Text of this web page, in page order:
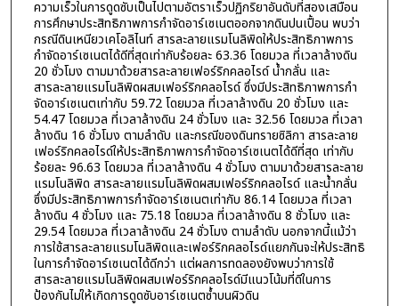
ความเร็วในการดูดซับเป็นไปตามอัตราเร็วปฏิกริยาอันดับที่สองเสมือน
การศึกษาประสิทธิภาพการกำจัดอาร์เซเนตออกจากดินปนเปื้อน พบว่า
กรณีดินเหนียวเคโอลิไนท์ สารละลายแรมโนลิพิดให้ประสิทธิภาพการ
กำจัดอาร์เซเนตได้ดีที่สุดเท่ากับร้อยละ 63.36 โดยมวล ที่เวลาล้างดิน
20 ชั่วโมง ตามมาด้วยสารละลายเฟอร์ริกคลอไรด์ น้ำกลั่น และ
สารละลายแรมโนลิพิดผสมเฟอร์ริกคลอไรด์ ซึ่งมีประสิทธิภาพการกำ
จัดอาร์เซเนตเท่ากับ 59.72 โดยมวล ที่เวลาล้างดิน 20 ชั่วโมง และ
54.47 โดยมวล ที่เวลาล้างดิน 24 ชั่วโมง และ 32.56 โดยมวล ที่เวลา
ล้างดิน 16 ชั่วโมง ตามลำดับ และกรณีของดินทรายซิลิกา สารละลาย
เฟอร์ริกคลอไรด์ให้ประสิทธิภาพการกำจัดอาร์เซเนตได้ดีที่สุด เท่ากับ
ร้อยละ 96.63 โดยมวล ที่เวลาล้างดิน 4 ชั่วโมง ตามมาด้วยสารละลาย
แรมโนลิพิด สารละลายแรมโนลิพิดผสมเฟอร์ริกคลอไรด์ และน้ำกลั่น
ซึ่งมีประสิทธิภาพการกำจัดอาร์เซเนตเท่ากับ 86.14 โดยมวล ที่เวลา
ล้างดิน 4 ชั่วโมง และ 75.18 โดยมวล ที่เวลาล้างดิน 8 ชั่วโมง และ
29.54 โดยมวล ที่เวลาล้างดิน 24 ชั่วโมง ตามลำดับ นอกจากนี้แม้ว่า
การใช้สารละลายแรมโนลิพิดและเฟอร์ริกคลอไรด์แยกกันจะให้ประสิทธิ
ในการกำจัดอาร์เซเนตได้ดีกว่า แต่ผลการทดลองยังพบว่าการใช้
สารละลายแรมโนลิพิดผสมเฟอร์ริกคลอไรด์มีแนวโน้มที่ดีในการ
ป้องกันไม่ให้เกิดการดูดซับอาร์เซเนตซ้ำบนผิวดิน